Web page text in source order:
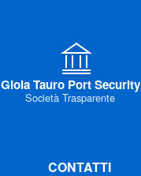
Gioia Tauro Port Security
Società Trasparente
CONTATTI